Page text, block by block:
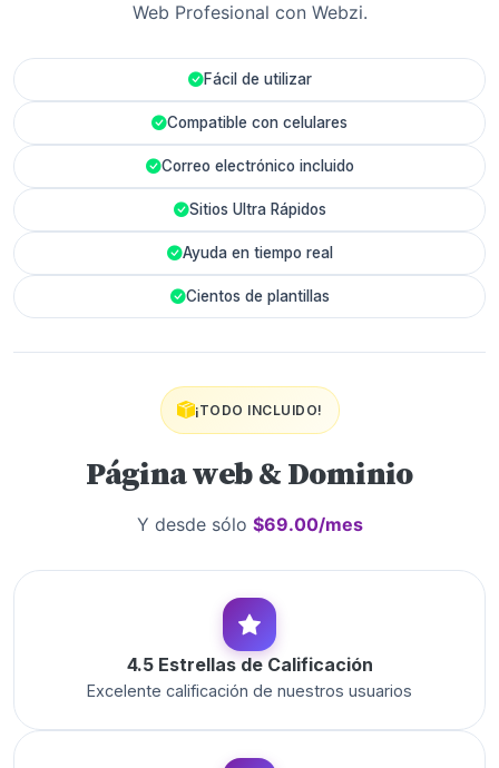
Web Profesional con Webzi.
Fácil de utilizar
Compatible con celulares
Correo electrónico incluido
Sitios Ultra Rápidos
Ayuda en tiempo real
Cientos de plantillas
¡TODO INCLUIDO!
Página web & Dominio
Y desde sólo $69.00/mes
4.5 Estrellas de Calificación
Excelente calificación de nuestros usuarios